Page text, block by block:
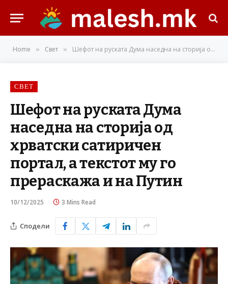
Home » Свет » Шефот на руската Дума наседна на сторија од хрватски сатиричен портал, а текстот му го прераскажа и на Путин
СВЕТ
Шефот на руската Дума
наседна на сторија од
хрватски сатиричен
портал, а текстот му го
прераскажа и на Путин
10/12/2025 3 Mins Read
Сподели